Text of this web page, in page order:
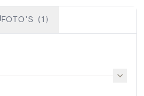
FOTO'S (1)